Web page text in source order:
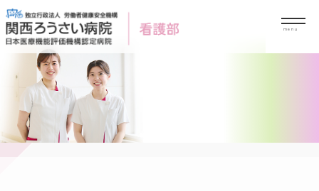
Skip
to
content